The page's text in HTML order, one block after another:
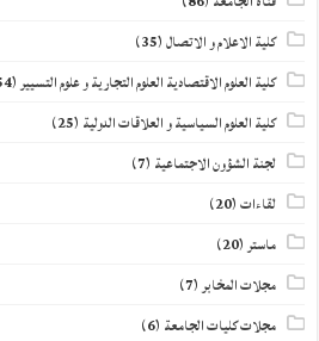
كلية الاعلام و الاتصال(35)
كلية العلوم الاقتصادية العلوم التجارية و علوم التسيير(54)
كلية العلوم السياسية و العلاقات الدولية (25)
لجنة الشؤون الاجتماعية (7)
لقاءات(20)
ماستر(20)
مجلات المخابر(7)
مجلات كليات الجامعة (6)